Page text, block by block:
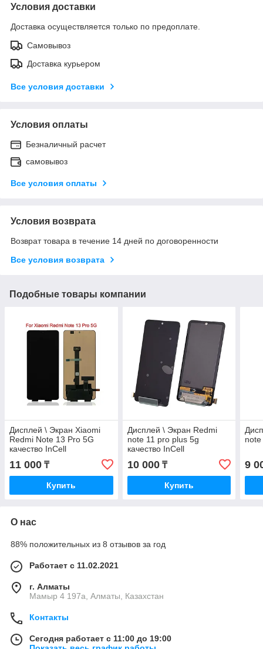
Условия доставки
Доставка осуществляется только по предоплате.
Самовывоз
Доставка курьером
Все условия доставки
Условия оплаты
Безналичный расчет
самовывоз
Все условия оплаты
Условия возврата
Возврат товара в течение 14 дней по договоренности
Все условия возврата
Подобные товары компании
Дисплей \ Экран Xiaomi
Redmi Note 13 Pro 5G
качество InCell
11 000 ₸
Купить
Дисплей \ Экран Redmi
note 11 pro plus 5g
качество InCell
10 000₸
Купить
note
9
О нас
88% положительных из 8 отзывов за год
Работает с 11.02.2021
г. Алматы
Мамыр 4 197а, Алматы, Казахстан
Контакты
Сегодня работает с 11:00 до 19:00